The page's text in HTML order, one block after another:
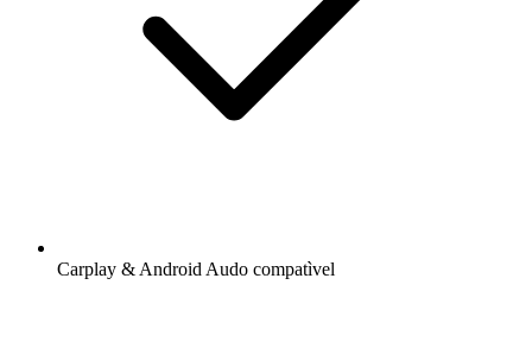
Carplay & Android Audo compatìvel